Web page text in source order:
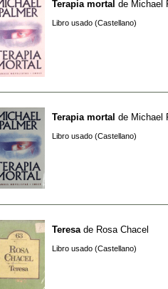
Terapia mortal de Michael
Libro usado (Castellano)
Terapia mortal de Michael
Libro usado (Castellano)
Teresa de Rosa Chacel
Libro usado (Castellano)